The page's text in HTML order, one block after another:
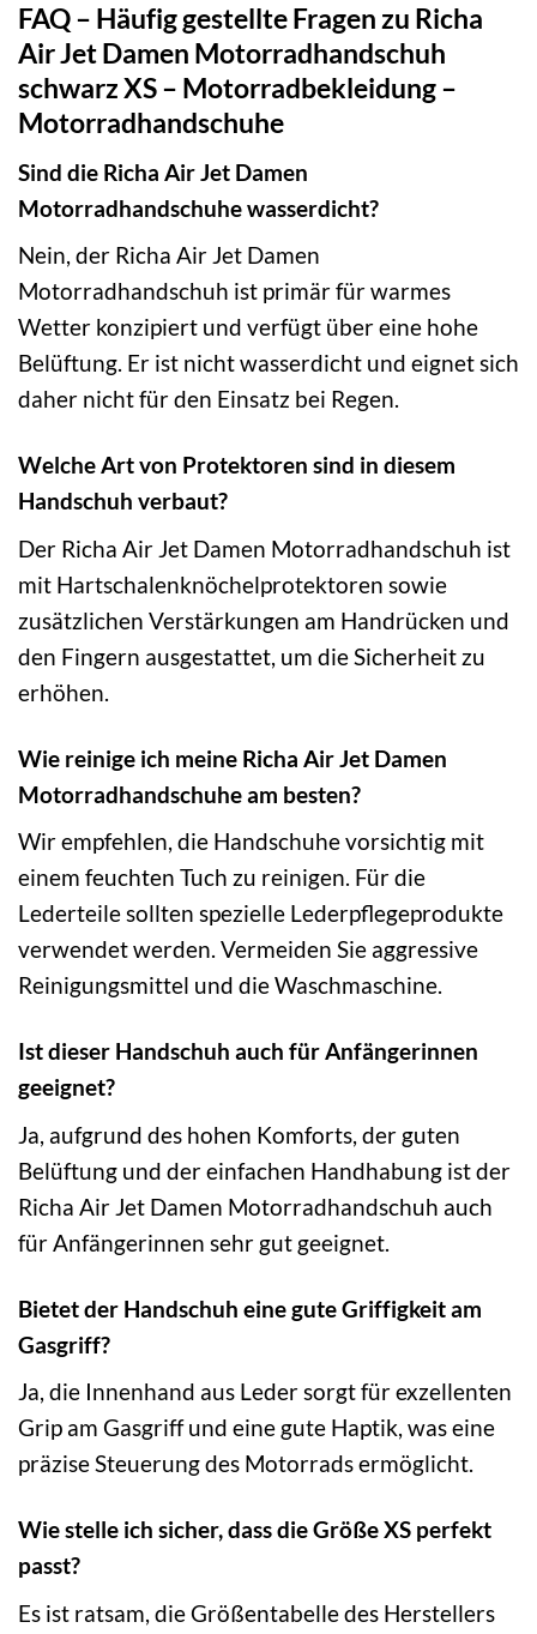
FAQ – Häufig gestellte Fragen zu Richa
Air Jet Damen Motorradhandschuh
schwarz XS – Motorradbekleidung –
Motorradhandschuhe
Sind die Richa Air Jet Damen
Motorradhandschuhe wasserdicht?
Nein, der Richa Air Jet Damen
Motorradhandschuh ist primär für warmes
Wetter konzipiert und verfügt über eine hohe
Belüftung. Er ist nicht wasserdicht und eignet sich
daher nicht für den Einsatz bei Regen.
Welche Art von Protektoren sind in diesem
Handschuh verbaut?
Der Richa Air Jet Damen Motorradhandschuh ist
mit Hartschalenknöchelprotektoren sowie
zusätzlichen Verstärkungen am Handrücken und
den Fingern ausgestattet, um die Sicherheit zu
erhöhen.
Wie reinige ich meine Richa Air Jet Damen
Motorradhandschuhe am besten?
Wir empfehlen, die Handschuhe vorsichtig mit
einem feuchten Tuch zu reinigen. Für die
Lederteile sollten spezielle Lederpflegeprodukte
verwendet werden. Vermeiden Sie aggressive
Reinigungsmittel und die Waschmaschine.
Ist dieser Handschuh auch für Anfängerinnen
geeignet?
Ja, aufgrund des hohen Komforts, der guten
Belüftung und der einfachen Handhabung ist der
Richa Air Jet Damen Motorradhandschuh auch
für Anfängerinnen sehr gut geeignet.
Bietet der Handschuh eine gute Griffigkeit am
Gasgriff?
Ja, die Innenhand aus Leder sorgt für exzellenten
Grip am Gasgriff und eine gute Haptik, was eine
präzise Steuerung des Motorrads ermöglicht.
Wie stelle ich sicher, dass die Größe XS perfekt
passt?
Es ist ratsam, die Größentabelle des Herstellers